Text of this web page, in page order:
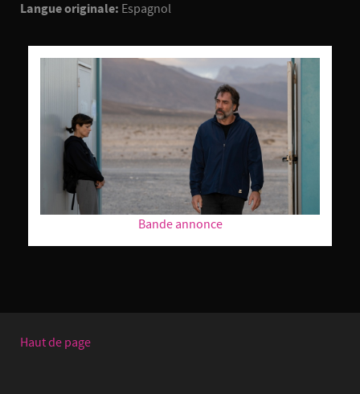
Langue originale: Espagnol
Bande annonce
Haut de page